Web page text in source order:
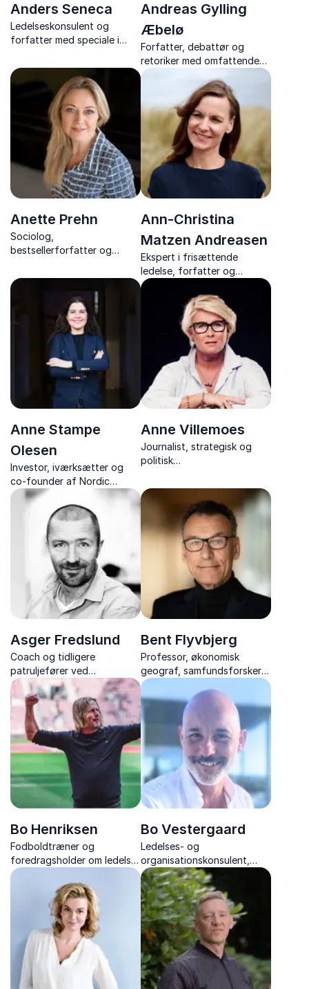
Anders Seneca
Ledelseskonsulent og
forfatter med speciale i
på hvordan vi kommer fra
hensigt til handling, og fra
standarder til succes.
Andreas Gylling
Æbelø
Forfatter, debattør og
retoriker med omfattende
viden om identitet,
diversitet og værdier.
Anette Prehn
Sociolog,
bestsellerforfatter og
vaneændring
Ann-Christina
Matzen Andreasen
Ekspert i frisættende
ledelse, forfatter og
inspirerende
foredragsholder
Anne Stampe
Olesen
Investor, iværksætter og
co-founder af Nordic
Female Founders, kendt fra
"Løvens Hule". En strateg
med baggrund i ledelse og
forretningsudvikling.
Anne Villemoes
Journalist, strategisk og
politisk
Anne Villemoes, leverer
humoristiske og skarpe
foredrag om
kommunikation, branding og
ledelse.
Asger Fredslund
Coach og tidligere
patruljefører ved
Slædepatruljen Sirius, Asger
Fredslund, leverer
inspirerende foredrag om
ledelse, samarbejde og
motivation
Bent Flyvbjerg
Professor, økonomisk
geograf, samfundsforsker
og ekspert i globale
megaprojekter
Bo Henriksen
Fodboldtræner og
foredragsholder om ledelse,
kultur og præstation,
inspirerer med ærlige
erfaringer og vejen til
resultater gennem stærke
relationer.
Bo Vestergaard
Ledelses- og
organisationskonsulent,
underviser, og forfatter, der
er ekspert i fair proces og
forandringsledelse